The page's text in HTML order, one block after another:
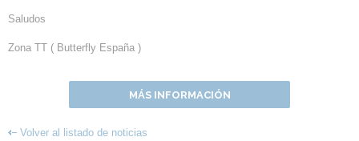
Saludos
Zona TT ( Butterfly España )
MÁS INFORMACIÓN
Volver al listado de noticias